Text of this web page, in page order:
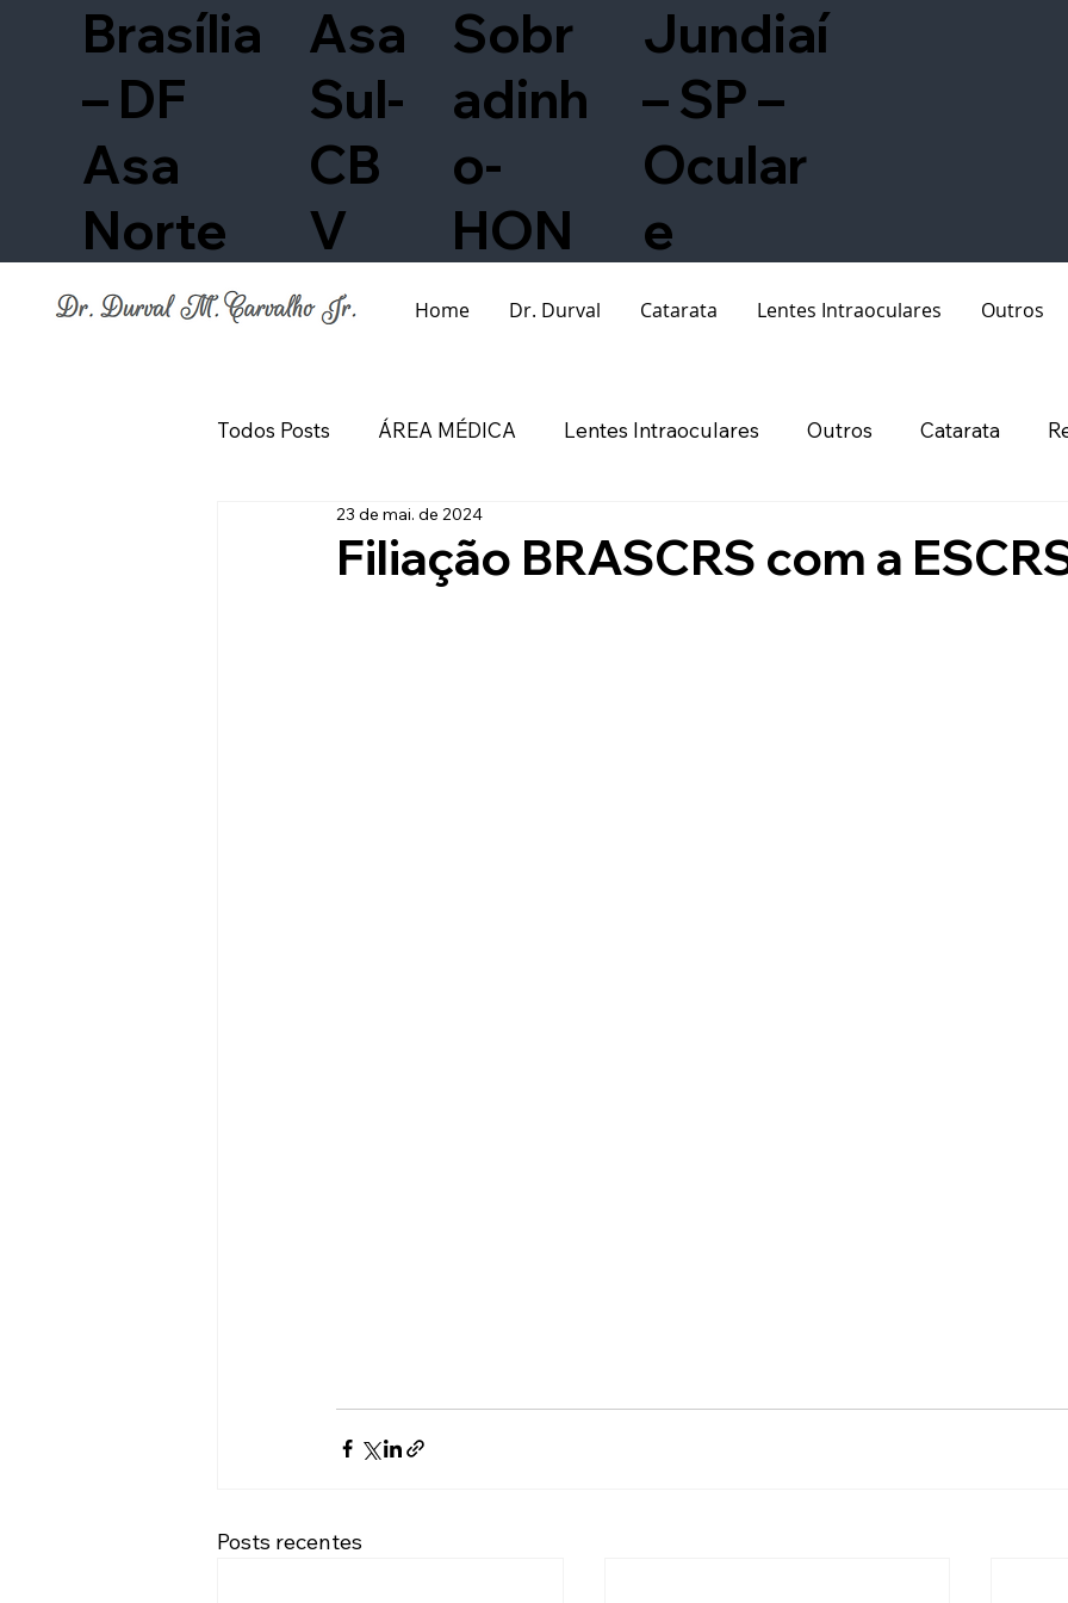
Brasília
– DF
Asa
Norte
Asa
Sul-
CB
V
Sobr
adinh
o-
HON
Jundiaí
– SP –
Ocular
e
Home Dr. Durval Catarata Lentes Intraoculares Outros
Todos Posts ÁREA MÉDICA Lentes Intraoculares Outros Catarata
Biografia Científica
Filiação BRASCRS com a
23 de mai. de 2024
Posts recentes